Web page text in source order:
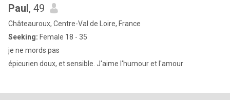
Paul, 49
Châteauroux, Centre-Val de Loire, France
Seeking: Female 18 - 35
je ne mords pas
épicurien doux, et sensible. J'aime l'humour et l'amour